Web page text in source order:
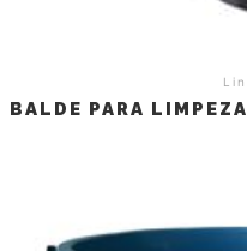
BALDE PARA